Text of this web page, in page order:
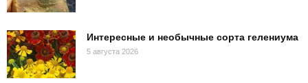
Интересные и необычные сорта гелениума
5 августа 2026